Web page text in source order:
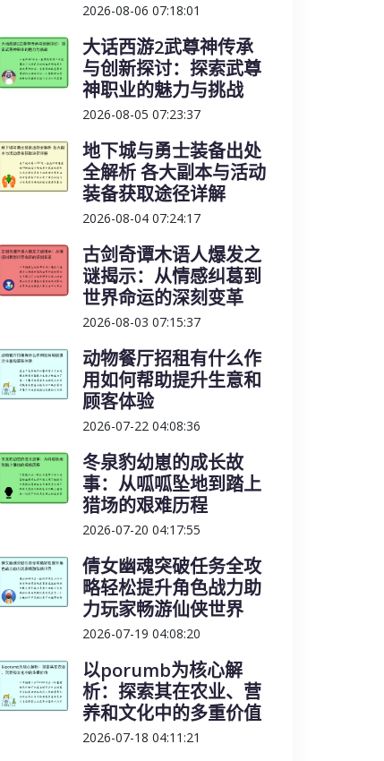
2026-08-06 07:18:01
大话西游2武尊神传承
与创新探讨：探索武尊
神职业的魅力与挑战
2026-08-05 07:23:37
地下城与勇士装备出处
全解析 各大副本与活动
装备获取途径详解
2026-08-04 07:24:17
古剑奇谭木语人爆发之
谜揭示：从情感纠葛到
世界命运的深刻变革
2026-08-03 07:15:37
动物餐厅招租有什么作
用如何帮助提升生意和
顾客体验
2026-07-22 04:08:36
冬泉豹幼崽的成长故
事：从呱呱坠地到踏上
猎场的艰难历程
2026-07-20 04:17:55
倩女幽魂突破任务全攻
略轻松提升角色战力助
力玩家畅游仙侠世界
2026-07-19 04:08:20
以porumb为核心解
析：探索其在农业、营
养和文化中的多重价值
2026-07-18 04:11:21